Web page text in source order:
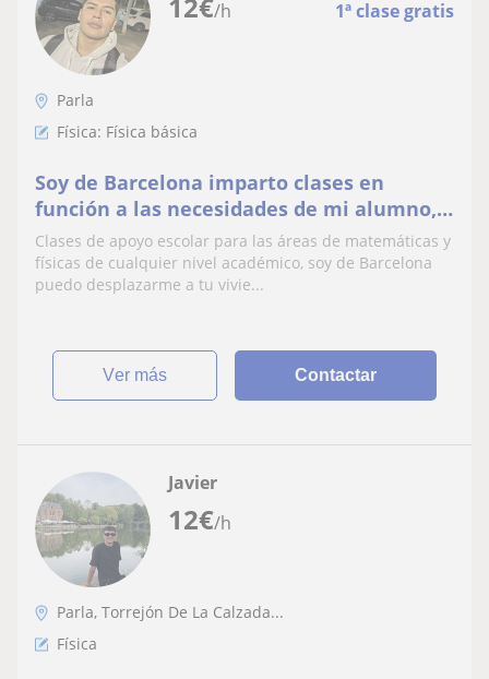
/h 1ª clase gratis
Parla
Física: Física básica
Soy de Barcelona imparto clases en
función a las necesidades de mi alumno,
tanto nivelación, apoyo o adelantar
Clases de apoyo escolar para las áreas de matemáticas y
físicas de cualquier nivel académico, soy de Barcelona
puedo desplazarme a tu vivie...
ver más Contactar
12€/h
Javier
Parla, Torrejón De La Calzada...
Física